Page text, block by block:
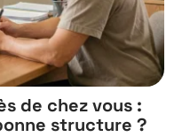
de chez vous :
structure ?